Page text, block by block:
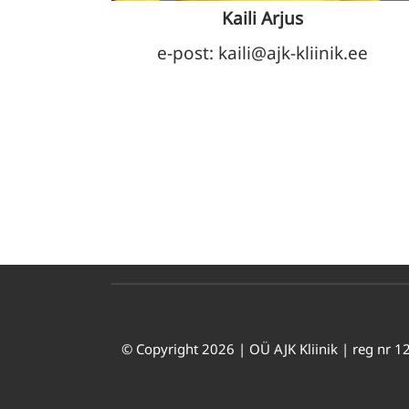
Kaili Arjus
e-post: kaili@ajk-kliinik.ee
© Copyright 2026 | OÜ AJK Kliinik | reg nr